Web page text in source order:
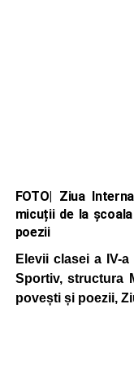
FOTO| Ziua
micuții de la
poezii
Elevii clasei a IV-
Sportiv, structura
povești și poezii,